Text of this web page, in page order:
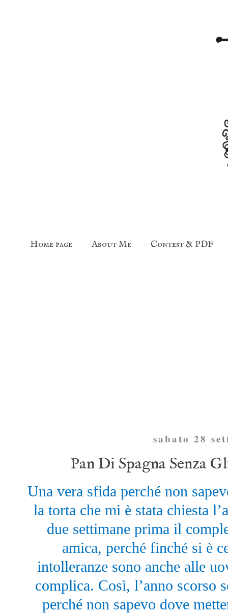
Home page About Me Contest & PDF
sabato 28
Pan Di Spagna Senza
Una vera sfida perché non
la torta che mi è stata chiesta
due settimane prima il
amica, perché finché si è
intolleranze sono anche alle
complica. Così, l’anno scorso
perché non sapevo dove